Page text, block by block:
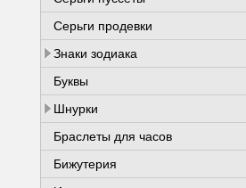
Серьги продевки
Знаки зодиака
Буквы
Шнурки
Браслеты для часов
Бижутерия